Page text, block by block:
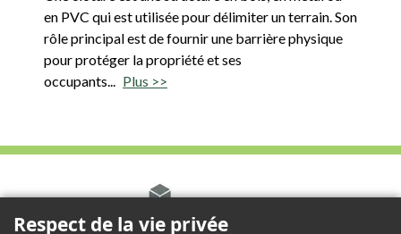
en PVC qui est utilisée pour délimiter un terrain. Son
rôle principal est de fournir une barrière physique
pour protéger la propriété et ses
occupants...
Plus >>
Respect de la vie privée